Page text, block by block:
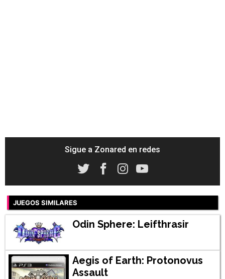
Sigue a Zonared en redes
JUEGOS SIMILARES
Odin Sphere: Leifthrasir
Aegis of Earth: Protonovus
Assault